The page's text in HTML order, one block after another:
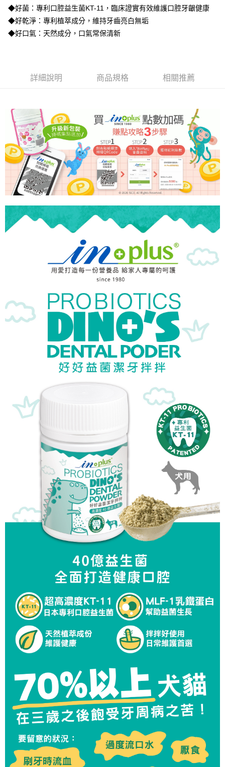
台新國際商業銀行
中國信託商業銀行
台灣樂天信用卡公司
Google Pay
全盈+PAY
【大哥付你分期使用說明】
1.本服務由台灣大哥大提供，台灣大哥大用戶可立即使用無須另外申請。
成交易。
3.實際核准額度、可分期數及費用金額請依後續交易確認頁面所載為準。
4.訂單成立30分鐘內，如未前往確認交易或遇審核未通過，訂單將自動取
消。如遇「轉專審核」未通過狀況，表示未達大哥付你分期系統評分，恕無
法說明評估內容。
【繳款方式說明】
1.分期款項不併入電信帳單，「大哥付你分期」於每月結算日後寄送繳費提
醒簡訊。
2.透過簡訊連結打開帳單後，可選擇「超商條碼／台灣大直營門市／銀行轉
帳／街口支付／iPASS MONEY」等通路繳費。
1.本服務係由「台灣大哥大股份有限公司」（以下簡稱本公司）所提供，讓
用戶於交易時，得透過本服務購買商品或服務，並由商店將買賣／分期付款
2.基於同意付款使用「大哥付你分期」之契約關係目的，商店將以您的個人
資料（包含姓名、電話或地址）提供予台灣大哥大進項蒐集、處理及利用，
由本公司與您本人進行分期帳單所需資料之確認、核對及更正。
3.完整用戶服務條款，請詳閱以下連結： https://oppay.tw/userRule
AFTEE先享後付
AFTEE先享後付是「在收到商品之後才付款」的支付方式。 讓您購物簡單
便利好安心！
１．簡單：不需註冊會員、不需綁卡、不需儲值。
２．便利：只要手機號碼，簡訊認證，即可結帳。
３．安心：先確認商品／服務後，再付款。
【「AFTEE先享後付」結帳流程】
１．於結帳方式選擇「AFTEE先享後付」後，將跳轉至「AFTEE先享後付」
結帳頁面，進行簡訊認證並確認金額後，即可完成結帳。
２．訂單成立數日內，您將收到繳費通知簡訊。
３．收到繳費通知簡訊後14天內，點擊此簡訊中的連結，可透過四大超商／
ATM／網路銀行／等多元方式進行付款，方視為交易完成。
※ 請注意：結帳手續完成當下不需立刻繳費，但若您需要取消訂單，請聯絡
購買商品的店家。未經商家同意取消之訂單仍視為有效，需透過AFTEE先享
※ 交易是否成功請以「AFTEE先享後付 」之結帳頁面顯示為準，若有關於
是否繳費成功／繳費後需取消欲退款等相關疑問，請聯繫「AFTEE先享後付
客戶支援中心」https://netprotections.freshdesk.com/support/home
１．透過由恩沛科技股份有限公司提供之「AFTEE先享後付」服務完成之交
易，需依本服務之必要範圍內提供個人資料，並將交易相關給付款項請求債
權轉讓予恩沛科技股份有限公司。
２．關於個人資料處理事宜，請瀏覽以下網址：
https://aftee.tw/terms/#terms3
３．未成年的使用者請事先徵得法定代理人或監護人之同意方可使用
「AFTEE先享後付」，若未經同意申辦者引起之損失，本公司不負相關責
４．使用「AFTEE先享後付」時，將依據個別帳號之用戶狀況，依本公司即
請求用戶進行身份認證。
５．嚴禁一人註冊多個帳號或使用他人資訊註冊。若發現惡意使用之情形，
恩沛科技股份有限公司將有權停止該用戶之使用額度並採取法律行動。
ATM付款
貨到付款
運送方式
全家取貨付款
每筆NT$65，滿NT$1,000(含以上)免運費
付款後全家取貨
每筆NT$65，滿NT$1,000(含以上)免運費
每筆NT$65，滿NT$1,000(含以上)免運費
付款後7-11取貨
每筆NT$65，滿NT$1,000(含以上)免運費
宅配
每筆NT$95，滿NT$1,000(含以上)免運費
每筆NT$180
◆好菌：專利口腔益生菌KT-11，臨床證實有效維護口腔牙齦健康
◆好乾淨：專利植萃成分，維持牙齒亮白無垢
◆好口氣：天然成分，口氣常保清新
詳細說明 商品規格 相關推薦